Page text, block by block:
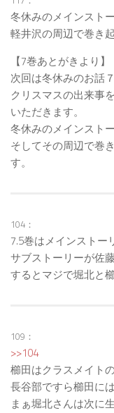
冬休みのメインスト
軽井沢の周辺で巻き
【7巻あとがきより】
次回は冬休みのお話
クリスマスの出来事
いただきます。
冬休みのメインスト
そしてその周辺で巻
す。
104：
7.5巻はメインストー
サブストーリーが佐
するとマジで堀北と
109：
>>104
櫛田はクラスメイト
長谷部ですら櫛田に
まぁ堀北さんは次に